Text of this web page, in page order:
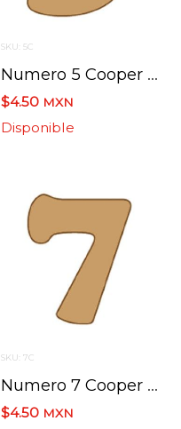
SKU: 5C
Numero 5 Cooper Mini 4 X 6 Cms.
$4.50 MXN
Disponible
SKU: 7C
Numero 7 Cooper Mini 4 X 6 Cms.
$4.50 MXN